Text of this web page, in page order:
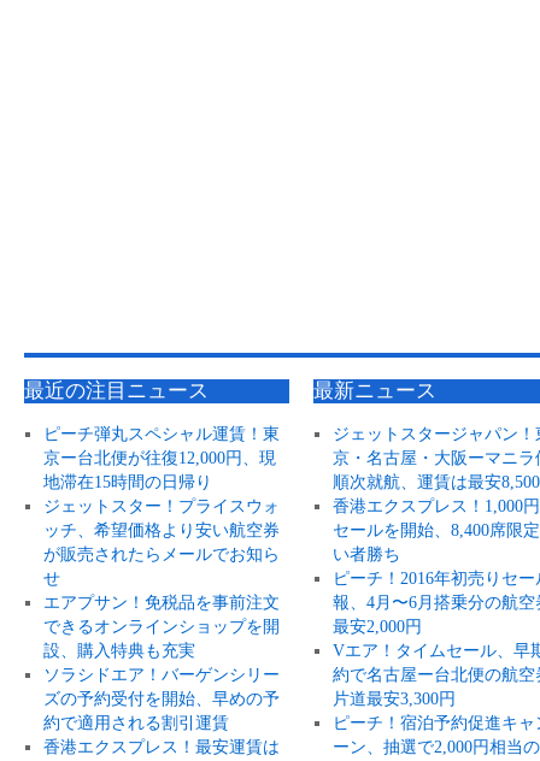
最近の注目ニュース
ピーチ弾丸スペシャル運賃！東
京ー台北便が往復12,000円、現
地滞在15時間の日帰り
ジェットスター！プライスウォ
ッチ、希望価格より安い航空券
が販売されたらメールでお知ら
せ
エアプサン！免税品を事前注文
できるオンラインショップを開
設、購入特典も充実
ソラシドエア！バーゲンシリー
ズの予約受付を開始、早めの予
約で適用される割引運賃
香港エクスプレス！最安運賃は
最新ニュース
ジェットスタージャパン！
京・名古屋・大阪ーマニラ
順次就航、運賃は最安
香港エクスプレス！1,000
セールを開始、8,400席限
い者勝ち
ピーチ！2016年初売りセー
報、4月〜6月搭乗分の航空
最安2,000円
Vエア！タイムセール、早
約で名古屋ー台北便の航空
片道最安3,300円
ピーチ！宿泊予約促進キャ
ーン、抽選で2,000円相当